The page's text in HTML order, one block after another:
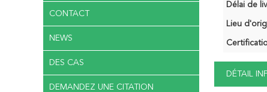
CONTACT
NEWS
DES CAS
DEMANDEZ UNE CITATION
Délai de
Lieu
DÉTAIL